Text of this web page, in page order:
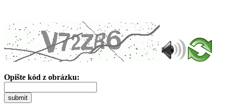
Opište kód z obrázku:
submit